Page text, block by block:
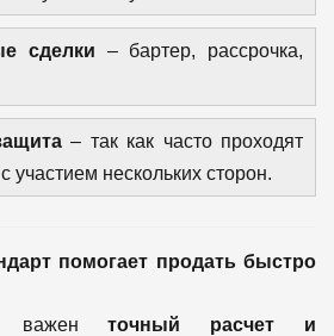
сделки – бартер, рассрочка,
– так как часто проходят
участием нескольких сторон.
помогает продать быстро
важенточный расчет и